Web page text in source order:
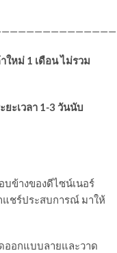
ใหม่ 1 เดือน ไม่รวม
ยะเวลา 1-3 วันนับ
ข้างของดีไซน์เนอร์
แชร์ประสบการณ์ มาให้
ออกแบบลายและวาด